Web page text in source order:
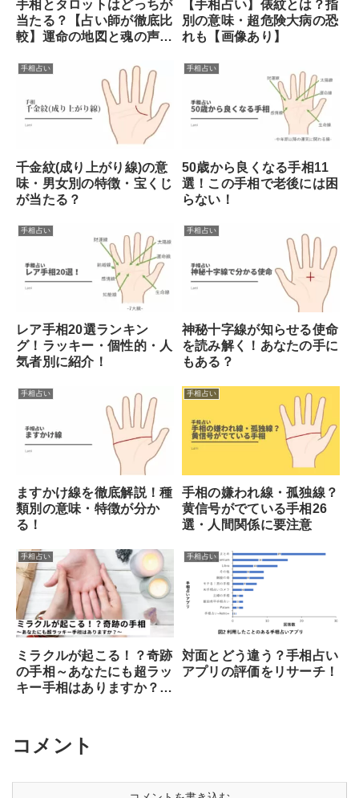
手相とタロットはどっちが
当たる？【占い師が徹底比
較】運命の地図と魂の声を
【手相占い】俵紋とは？指
別の意味・超危険大病の恐
れも【画像あり】
手相占い
千金紋(成り上がり線)の意
味・男女別の特徴・宝くじ
が当たる？
手相占い
50歳から良くなる手相11
選！この手相で老後には困
らない！
手相占い
レア手相20選ランキン
グ！ラッキー・個性的・人
気者別に紹介！
手相占い
神秘十字線が知らせる使命
を読み解く！あなたの手に
もある？
手相占い
ますかけ線を徹底解説！種
類別の意味・特徴が分か
る！
手相占い
手相の嫌われ線・孤独線？
黄信号がでている手相26
選・人間関係に要注意
手相占い
ミラクルが起こる！？奇跡
の手相～あなたにも超ラッ
キー手相はありますか？
手相占い
対面とどう違う？手相占い
アプリの評価をリサーチ！
コメント